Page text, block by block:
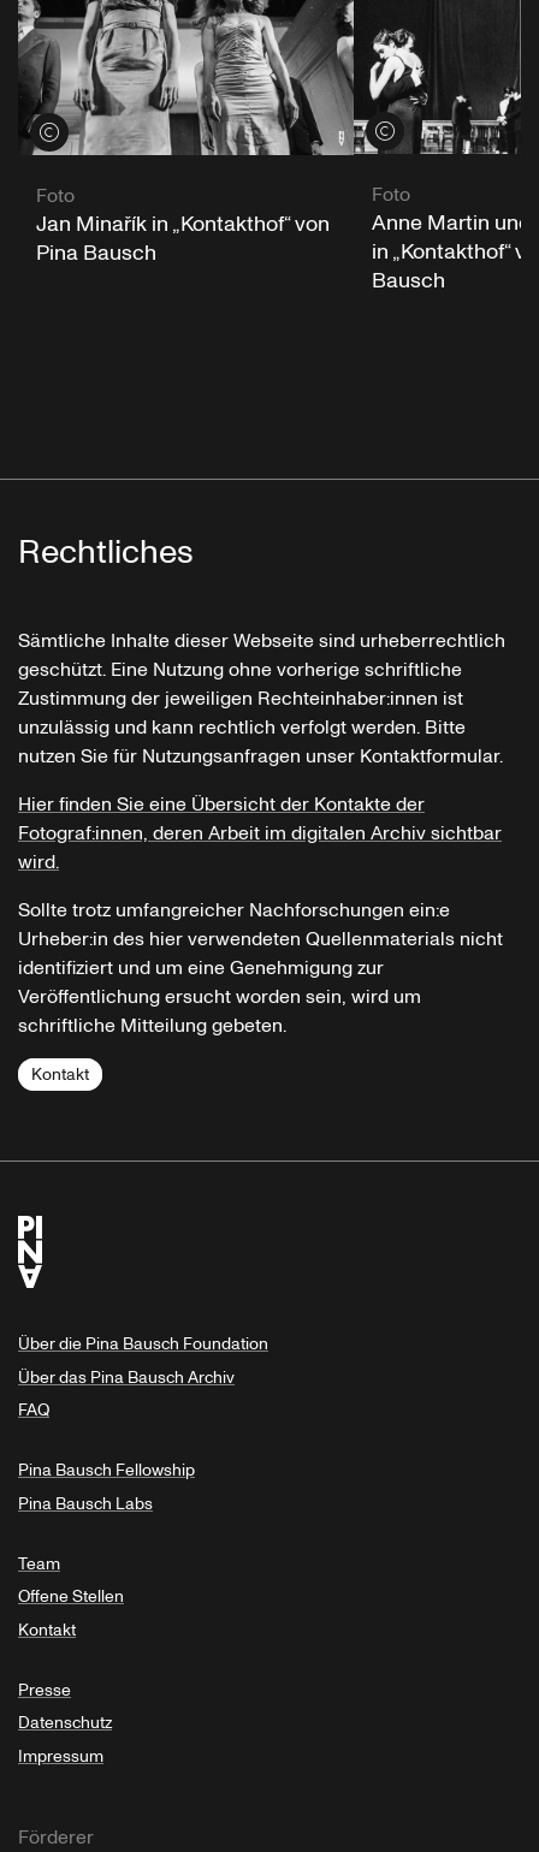
Credits öffnen
Foto
Jan Minařík in „Kontakthof“ von
Pina Bausch
Credits öffnen
Foto
Anne Martin und
in „Kontakthof“
Bausch
Rechtliches
Sämtliche Inhalte dieser Webseite sind urheberrechtlich
geschützt. Eine Nutzung ohne vorherige schriftliche
Zustimmung der jeweiligen Rechteinhaber:innen ist
unzulässig und kann rechtlich verfolgt werden. Bitte
nutzen Sie für Nutzungsanfragen unser Kontaktformular.
Hier finden Sie eine Übersicht der Kontakte der
Fotograf:innen, deren Arbeit im digitalen Archiv sichtbar
wird.
Sollte trotz umfangreicher Nachforschungen ein:e
Urheber:in des hier verwendeten Quellenmaterials nicht
identifiziert und um eine Genehmigung zur
Veröffentlichung ersucht worden sein, wird um
schriftliche Mitteilung gebeten.
Kontakt
Über die Pina Bausch Foundation
Über das Pina Bausch Archiv
FAQ
Pina Bausch Fellowship
Pina Bausch Labs
Team
Offene Stellen
Kontakt
Presse
Datenschutz
Impressum
Förderer